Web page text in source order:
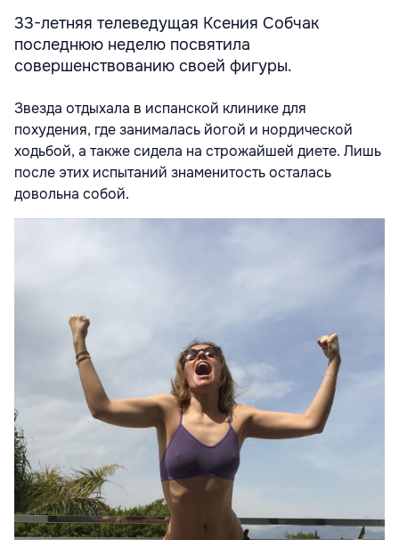
33-летняя телеведущая Ксения Собчак
последнюю неделю посвятила
совершенствованию своей фигуры.
Звезда отдыхала в испанской клинике для
похудения, где занималась йогой и нордической
ходьбой, а также сидела на строжайшей диете. Лишь
после этих испытаний знаменитость осталась
довольна собой.